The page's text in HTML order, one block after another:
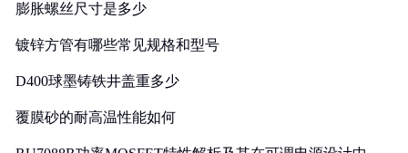
膨胀螺丝尺寸是多少
镀锌方管有哪些常见规格和型号
D400球墨铸铁井盖重多少
覆膜砂的耐高温性能如何